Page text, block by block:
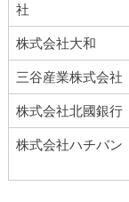
社
株式会社大和
三谷産業株式会社
株式会社北國銀行
株式会社ハチバン